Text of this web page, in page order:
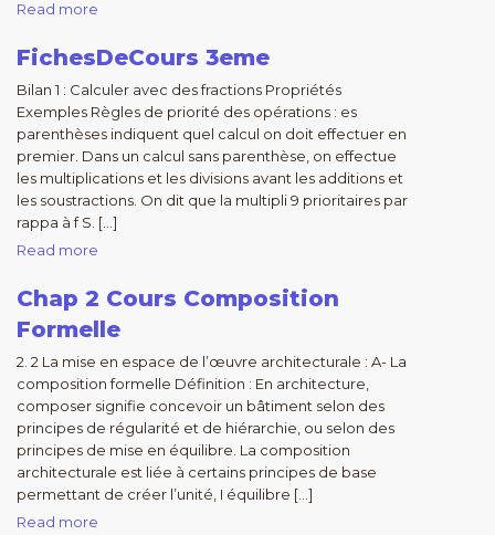
Read more
FichesDeCours 3eme
Bilan 1 : Calculer avec des fractions Propriétés
Exemples Règles de priorité des opérations : es
parenthèses indiquent quel calcul on doit effectuer en
premier. Dans un calcul sans parenthèse, on effectue
les multiplications et les divisions avant les additions et
les soustractions. On dit que la multipli 9 prioritaires par
rappa à f S. […]
Read more
Chap 2 Cours Composition
Formelle
2. 2 La mise en espace de l’œuvre architecturale : A- La
composition formelle Définition : En architecture,
composer signifie concevoir un bâtiment selon des
principes de régularité et de hiérarchie, ou selon des
principes de mise en équilibre. La composition
architecturale est liée à certains principes de base
permettant de créer l’unité, I équilibre […]
Read more